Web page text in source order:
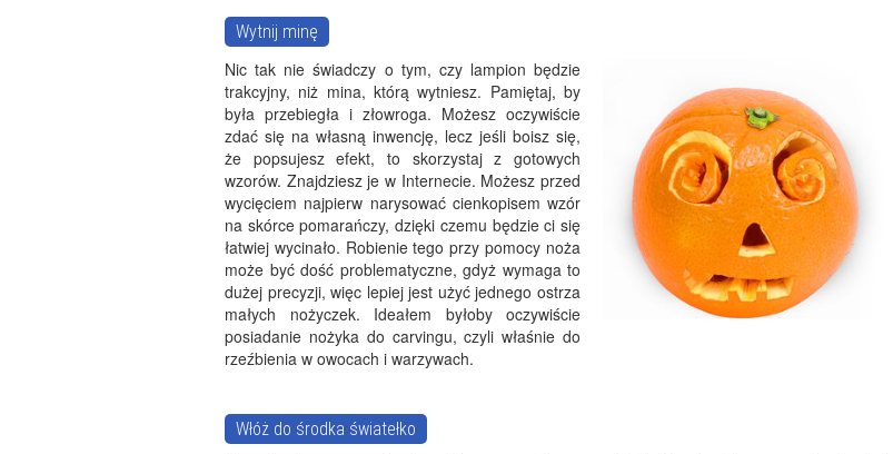
Wytnij minę
Nic tak nie świadczy o tym, czy lampion będzie
trakcyjny, niż mina, którą wytniesz. Pamiętaj, by
była przebiegła i złowroga. Możesz oczywiście
zdać się na własną inwencję, lecz jeśli boisz się,
że popsujesz efekt, to skorzystaj z gotowych
wzorów. Znajdziesz je w Internecie. Możesz przed
wycięciem najpierw narysować cienkopisem wzór
na skórce pomarańczy, dzięki czemu będzie ci się
łatwiej wycinało. Robienie tego przy pomocy noża
może być dość problematyczne, gdyż wymaga to
dużej precyzji, więc lepiej jest użyć jednego ostrza
małych nożyczek. Ideałem byłoby oczywiście
posiadanie nożyka do carvingu, czyli właśnie do
rzeźbienia w owocach i warzywach.
Włóż do środka światełko